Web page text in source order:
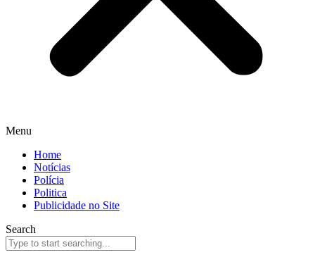
Menu
Home
Notícias
Polícia
Politica
Publicidade no Site
Search